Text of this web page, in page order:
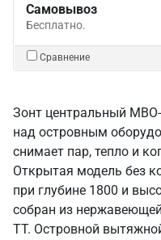
Самовывоз
Бесплатно.
Сравнение
Зонт центральный
над островным
снимает пар, тепло и
Открытая модель без
при глубине 1800 и
собран из
ТТ. Островной